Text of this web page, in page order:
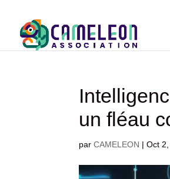
un fléau
parCAMELEON |Oct